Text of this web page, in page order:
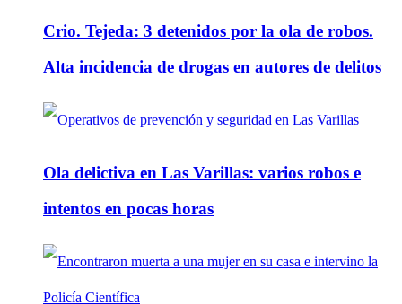
Crio. Tejeda: 3 detenidos por la ola de robos.
Alta incidencia de drogas en autores de delitos
Ola delictiva en Las Varillas: varios robos e
intentos en pocas horas